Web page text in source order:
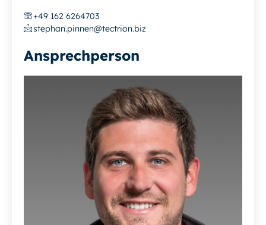
+49 162 6264703
stephan.pinnen@tectrion.biz
Ansprechperson